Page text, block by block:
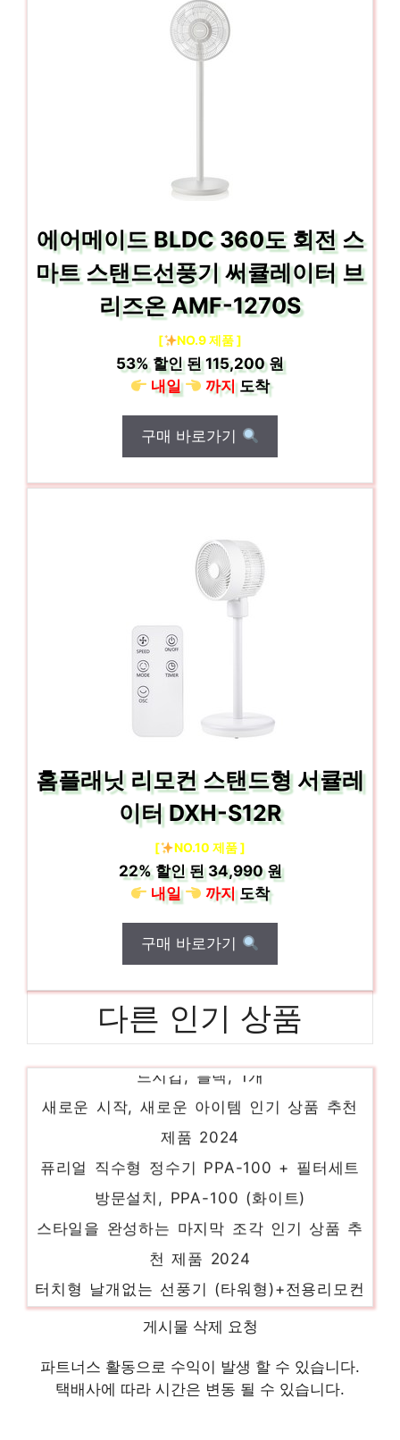
에어메이드 BLDC 360도 회전 스
마트 스탠드선풍기 써큘레이터 브
리즈온 AMF-1270S
[ NO.9 제품 ]
53%할인 된115,200 원
내일
까지도착
구매 바로가기
홈플래닛 리모컨 스탠드형 서큘레
이터 DXH-S12R
[ NO.10 제품 ]
22%할인 된34,990 원
내일
까지도착
구매 바로가기
다른 인기 상품
Apple 정품 아이폰 맥세이프형 파인우븐 카
새로운 시작, 새로운 아이템 인기 상품 추천
제품 2024
퓨리얼 직수형 정수기 PPA-100 + 필터세트
방문설치, PPA-100 (화이트)
스타일을 완성하는 마지막 조각 인기 상품 추
천 제품 2024
터치형 날개없는 선풍기 (타워형)+전용리모컨
포함, 없음, 단일옵션
지금 바로 가져가세요! 인기 상품 추천 제품
2024
유토렉스 가정용 칫솔 살균기 UTC-56AW,
게시물 삭제 요청
파트너스 활동으로 수익이 발생 할 수 있습니다.
택배사에 따라 시간은 변동 될 수 있습니다.